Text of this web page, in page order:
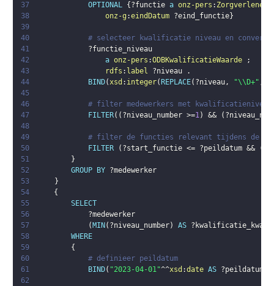
37
OPTIONAL { ?functie a onz-pers :
38
onz-g :eindDatum ?eind_functie}
39
40
# selecteer kwalificatie niveau en
41
?functie_niveau
42
a onz-pers :ODBKwalificatieWaarde
;
43
rdfs : label ?niveau
.
44
BIND(xsd : integer( REPLACE( ?niveau, "\\D+" ,
45
46
# filter medewerkers met
47
FILTER( ( ?niveau_number >=1) && (
48
49
# filter de functies relevant tijdens de
50
FILTER ( ?start_functie <= ?peildatum && (
51
}
52
GROUP BY ?medewerker
53
}
54
{
55
SELECT
56
?medewerker
57
( MIN ( ?niveau_number) AS
58
WHERE
59
{
60
# definieer peildatum
61
BIND( "2023-04-01"^^xsd :date AS ?peildatum
62